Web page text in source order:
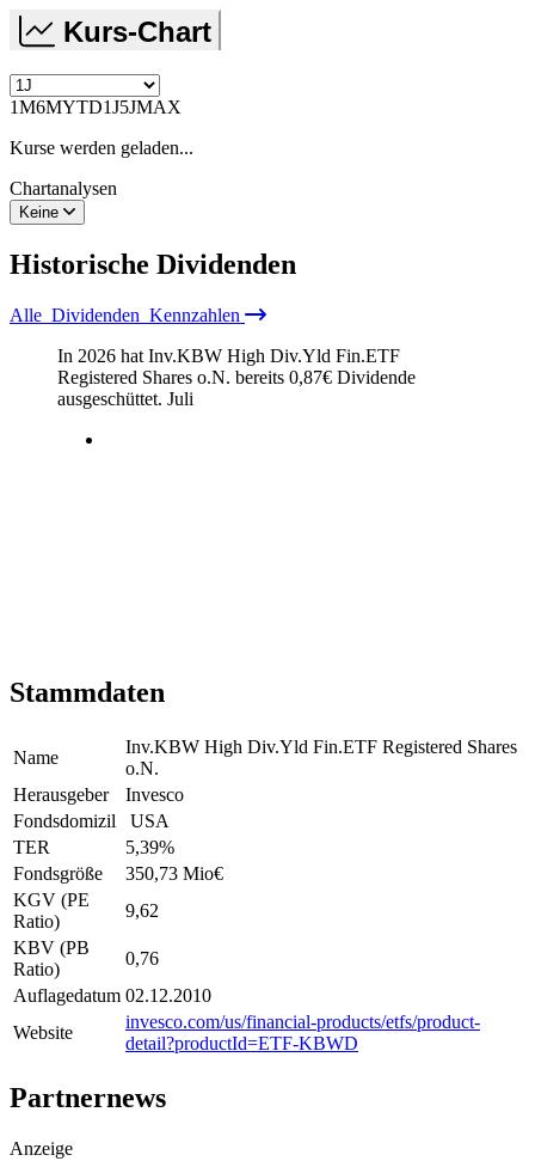
Kurs-Chart
1M6MYTD1J5JMAX
Kurse werden geladen...
Chartanalysen
Keine
Historische Dividenden
Alle Dividenden Kennzahlen
In 2026 hat Inv.KBW High Div.Yld Fin.ETF
Registered Shares o.N. bereits 0,87€ Dividende
ausgeschüttet. Juli
Stammdaten
Name
Inv.KBW High Div.Yld Fin.ETF Registered Shares
o.N.
Herausgeber
Invesco
Fondsdomizil
USA
TER
5,39%
Fondsgröße
350,73 Mio€
KGV (PE
Ratio)
9,62
KBV (PB
Ratio)
0,76
Auflagedatum 02.12.2010
Website
invesco.com/us/financial-products/etfs/product-
detail?productId=ETF-KBWD
Partnernews
Anzeige